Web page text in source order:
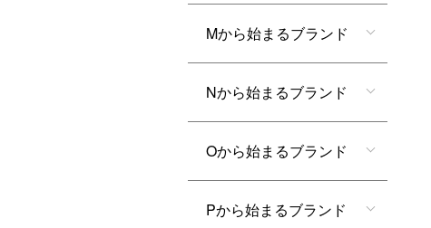
Mから始まるブランド
Nから始まるブランド
Oから始まるブランド
Pから始まるブランド